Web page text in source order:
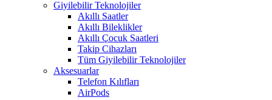
Giyilebilir Teknolojiler
Akıllı Saatler
Akıllı Bileklikler
Akıllı Çocuk Saatleri
Takip Cihazları
Tüm Giyilebilir Teknolojiler
Aksesuarlar
Telefon Kılıfları
AirPods